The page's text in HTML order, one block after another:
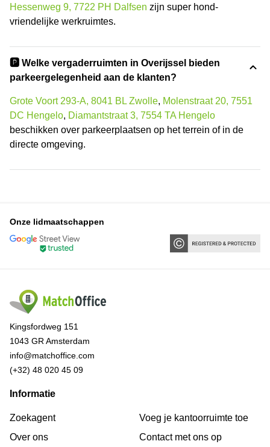
Hessenweg 9, 7722 PH Dalfsen zijn super hond-
vriendelijke werkruimtes.
🅿️ Welke vergaderruimten in Overijssel bieden
parkeergelegenheid aan de klanten?
Grote Voort 293-A, 8041 BL Zwolle, Molenstraat 20, 7551
DC Hengelo, Diamantstraat 3, 7554 TA Hengelo
beschikken over parkeerplaatsen op het terrein of in de
directe omgeving.
Onze lidmaatschappen
Kingsfordweg 151
1043 GR Amsterdam
info@matchoffice.com
(+32) 48 020 45 09
Informatie
Zoekagent
Over ons
Voeg je kantoorruimte toe
Сontact met ons op